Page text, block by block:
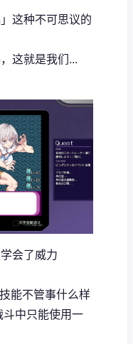
这种不可思议的
这就是我们...
会了威力
能不管事什么样
中只能使用一